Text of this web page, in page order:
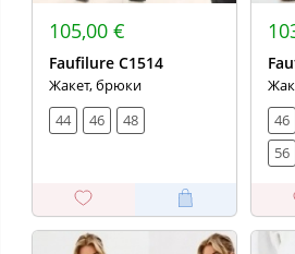
105,00 €
Faufilure C1514
Жакет, брюки
44
46 48
46
56